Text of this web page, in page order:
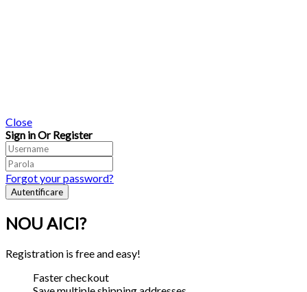
Close
Sign in Or Register
Forgot your password?
NOU AICI?
Registration is free and easy!
Faster checkout